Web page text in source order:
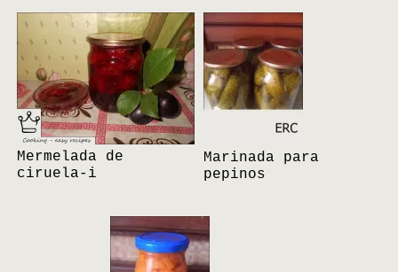
Mermelada de
ciruela-i
Marinada para
pepinos